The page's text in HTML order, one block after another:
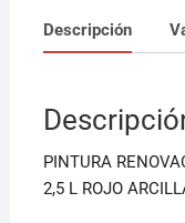
c
e
o
o
k
ai
l
Descripción
PINTURA
2,5 L ROJO